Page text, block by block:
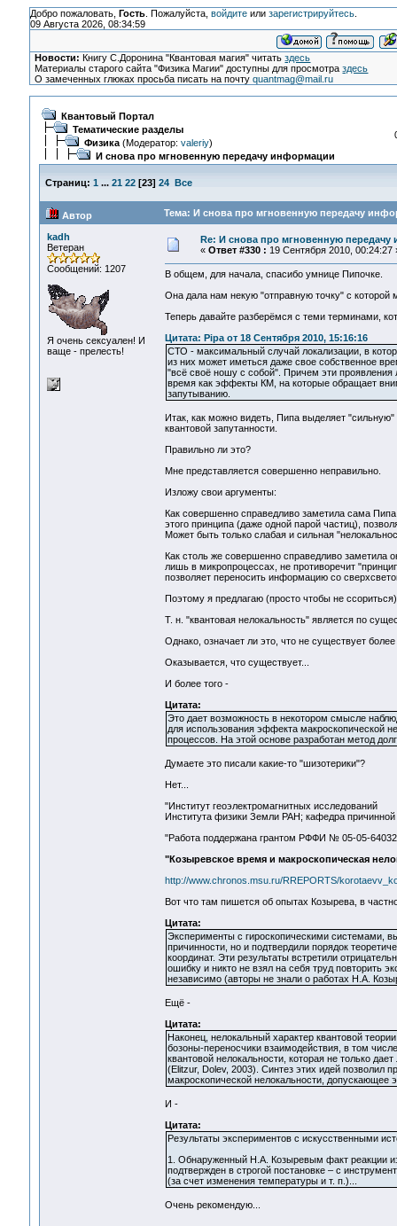
Добро пожаловать, Гость. Пожалуйста, войдитеили зарегистрируйтесь.
09 Августа 2026, 08:34:59
Новости: Книгу С.Доронина "Квантовая магия" читатьздесь
Материалы старого сайта "Физика Магии" доступны для просмотраздесь
О замеченных глюках просьба писать на почтуquantmag@mail.ru
Квантовый Портал
Тематические разделы
Физика(Модератор: valeriy)
И снова про мгновенную передачу информации
Страниц: 1 ... 21 22[23] 24 Все
Автор Тема: И снова про мгновенную передачу
kadh
Ветеран
Сообщений: 1207
Я очень сексуален! И
ваще - прелесть!
Re: И снова про мгновенную
« Ответ #330 : 19 Сентября 2010, 00:24:27
В общем, для начала, спасибо умнице Пипочке.
Она дала нам некую "отправную точку" с которой
Теперь давайте разберёмся с теми терминами,
Цитата: Pipa от 18 Сентября 2010, 15:16:16
СТО - максимальный случай локализации, в
из них может иметься даже свое собственное
"всё своё ношу с собой". Причем эти проявления
время как эффекты КМ, на которые обращает
запутыванию.
Итак, как можно видеть, Пипа выделяет
квантовой запутанности.
Правильно ли это?
Мне представляется совершенно неправильно.
Изложу свои аргументы:
Как совершенно справедливо заметила сама
этого принципа (даже одной парой частиц),
Может быть только слабая и сильная
Как столь же совершенно справедливо заметила
лишь в микропроцессах, не противоречит
позволяет переносить информацию со
Поэтому я предлагаю (просто чтобы не
Т. н. "квантовая нелокальность" является по
Однако, означает ли это, что не существует
Оказывается, что существует...
И более того -
Цитата:
Это дает возможность в некотором смысле
для использования эффекта макроскопической
процессов. На этой основе разработан метод
Думаете это писали какие-то "шизотерики"?
Нет...
"Институт геоэлектромагнитных исследований
Института физики Земли РАН; кафедра
"Работа поддержана грантом РФФИ № 05-05-
"Козыревское время и макроскопическая
http://www.chronos.msu.ru/RREPORTS/
Вот что там пишется об опытах Козырева, в
Цитата:
Эксперименты с гироскопическими системами,
причинности, но и подтвердили порядок
координат. Эти результаты встретили
ошибку и никто не взял на себя труд повторить
независимо (авторы не знали о работах Н.А.
Ещё -
Цитата:
Наконец, нелокальный характер квантовой
бозоны-переносчики взаимодействия, в том
квантовой нелокальности, которая не только
(Elitzur, Dolev, 2003). Синтез этих идей позволил
макроскопической нелокальности, допускающее
И -
Цитата:
Результаты экспериментов с искусственными
1. Обнаруженный Н.А. Козыревым факт реакции
подтвержден в строгой постановке – с
(за счет изменения температуры и т. п.)...
Очень рекомендую...